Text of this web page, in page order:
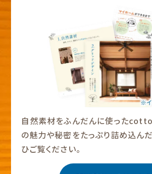
自然素材をふんだんに使った
の魅力や秘密をたっぷり詰め込ん
ひご覧ください。